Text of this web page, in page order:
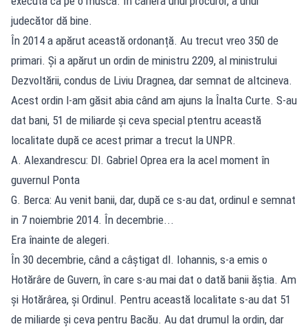
judecător dă bine.
În 2014 a apărut această ordonanță. Au trecut vreo 350 de
primari. Și a apărut un ordin de ministru 2209, al ministrului
Dezvoltării, condus de Liviu Dragnea, dar semnat de altcineva.
Acest ordin l-am găsit abia când am ajuns la Înalta Curte. S-au
dat bani, 51 de miliarde și ceva special ptentru această
localitate după ce acest primar a trecut la UNPR.
A. Alexandrescu: Dl. Gabriel Oprea era la acel moment în
guvernul Ponta
G. Berca: Au venit banii, dar, după ce s-au dat, ordinul e semnat
in 7 noiembrie 2014. În decembrie...
Era înainte de alegeri.
În 30 decembrie, când a câștigat dl. Iohannis, s-a emis o
Hotărâre de Guvern, în care s-au mai dat o dată banii ăștia. Am
și Hotărârea, și Ordinul. Pentru această localitate s-au dat 51
de miliarde și ceva pentru Bacău. Au dat drumul la ordin, dar